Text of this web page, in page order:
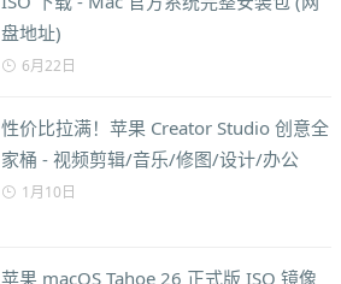
盘地址)
6月22日
性价比拉满！苹果 Creator Studio 创意全
家桶 - 视频剪辑/音乐/修图/设计/办公
1月10日
苹果 macOS Tahoe 26 正式版 ISO 镜像